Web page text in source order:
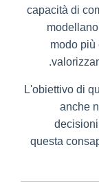
capacità di
modo
L'obiettivo di
anche
questa